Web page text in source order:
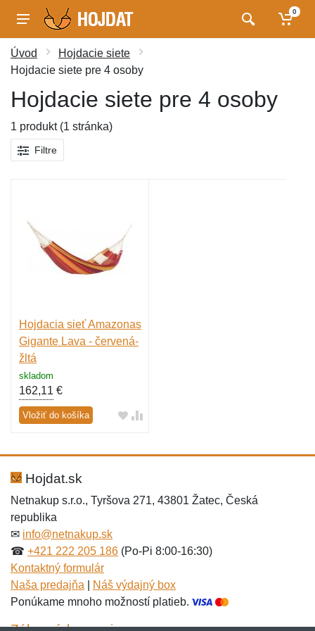
0
Úvod
Hojdacie siete
Hojdacie siete pre 4 osoby
Hojdacie siete pre 4 osoby
1 produkt (1 stránka)
Filtre
Hojdacia sieť Amazonas
Gigante Lava - červená-
žltá
skladom
162,11 €
Vložiť do košíka
Hojdat.sk
Netnakup s.r.o., Tyršova 271, 43801 Žatec, Česká
republika
✉ info@netnakup.sk
☎ +421 222 205 186 (Po-Pi 8:00-16:30)
Kontaktný formulár
Naša predajňa
Náš výdajný box
Ponúkame mnoho možností platieb.